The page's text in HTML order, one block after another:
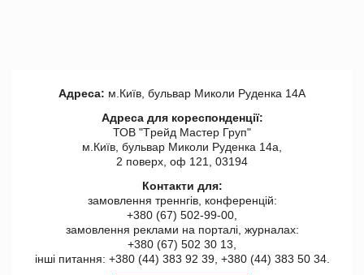
Адреса: м.Київ, бульвар Миколи Руденка 14А
Адреса для кореспонденції:
ТОВ "Tрейд Мастер Груп"
м.Київ, бульвар Миколи Руденка 14а,
2 поверх, оф 121, 03194
Контакти для:
замовлення треннгів, конференцій:
+380 (67) 502-99-00,
замовлення реклами на порталі, журналах:
+380 (67) 502 30 13,
інші питання: +380 (44) 383 92 39, +380 (44) 383 50 34.